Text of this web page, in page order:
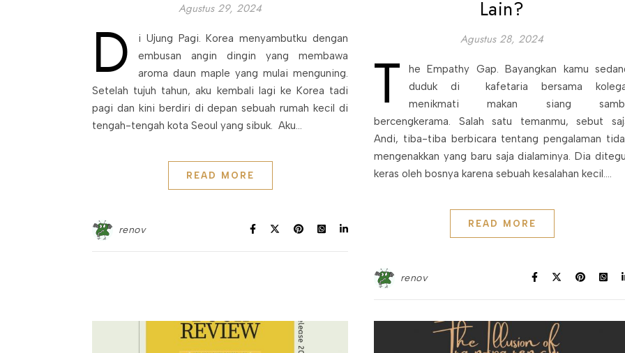
Agustus 29, 2024
D
i Ujung Pagi. Korea menyambutku dengan
embusan angin dingin yang membawa
aroma daun maple yang mulai menguning.
Setelah tujuh tahun, aku kembali lagi ke Korea tadi
pagi dan kini berdiri di depan sebuah rumah kecil di
tengah-tengah kota Seoul yang sibuk. Aku…
READ MORE
renov
Lain?
Agustus 28, 2024
T
he Empathy Gap. Bayangkan kamu
duduk di kafetaria bersama
menikmati makan siang
bercengkerama. Salah satu temanmu, sebut
Andi, tiba-tiba berbicara tentang pengalaman
mengenakkan yang baru saja dialaminya. Dia
keras oleh bosnya karena sebuah kesalahan kecil.…
READ MORE
renov